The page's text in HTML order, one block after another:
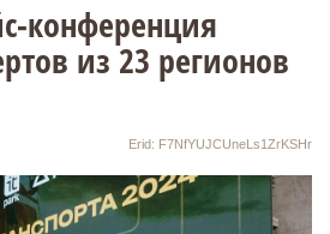
конференция
из 23 регионов
Erid: F7NfYUJCUneLs1ZrKSHr